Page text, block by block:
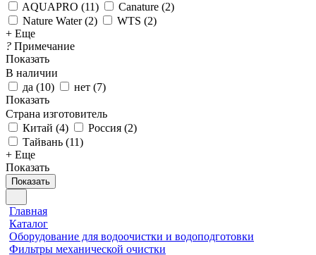
AQUAPRO (11) Canature (2)
Nature Water(2) WTS (2)
+ Еще
? Примечание
Показать
В наличии
да (10) нет (7)
Показать
Страна изготовитель
Китай (4) Россия (2)
Тайвань (11)
+ Еще
Показать
Показать
Главная
Каталог
Оборудование для водоочистки и водоподготовки
Фильтры механической очистки